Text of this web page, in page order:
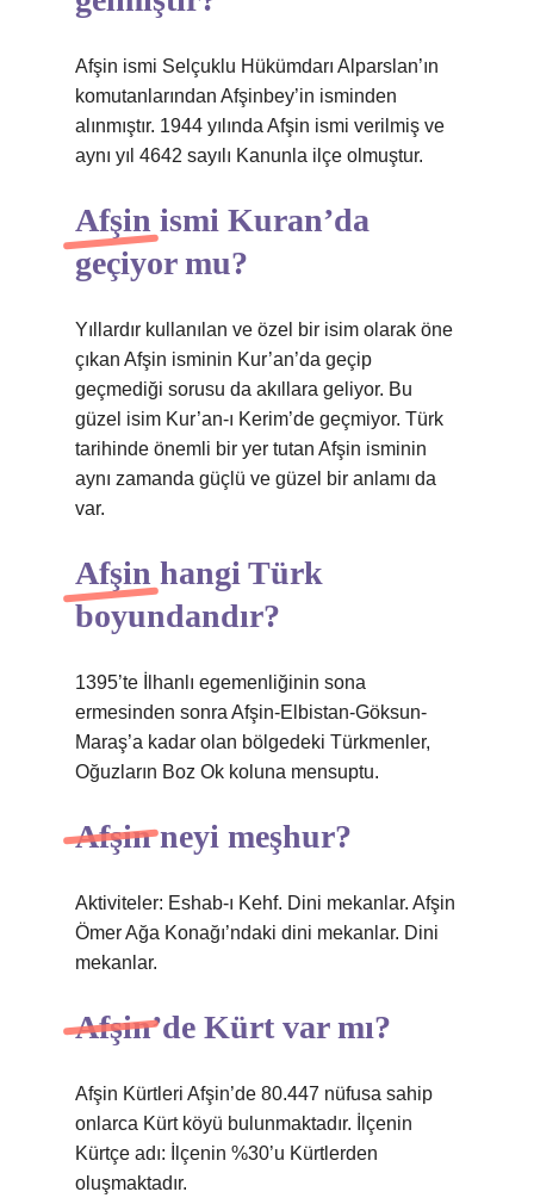
Afşin ismi Selçuklu Hükümdarı Alparslan’ın
komutanlarından Afşinbey’in isminden
alınmıştır. 1944 yılında Afşin ismi verilmiş ve
aynı yıl 4642 sayılı Kanunla ilçe olmuştur.
Afşin ismi Kuran’da
geçiyor mu?
Yıllardır kullanılan ve özel bir isim olarak öne
çıkan Afşin isminin Kur’an’da geçip
geçmediği sorusu da akıllara geliyor. Bu
güzel isim Kur’an-ı Kerim’de geçmiyor. Türk
tarihinde önemli bir yer tutan Afşin isminin
aynı zamanda güçlü ve güzel bir anlamı da
var.
Afşin hangi Türk
boyundandır?
1395’te İlhanlı egemenliğinin sona
ermesinden sonra Afşin-Elbistan-Göksun-
Maraş’a kadar olan bölgedeki Türkmenler,
Oğuzların Boz Ok koluna mensuptu.
Afşin neyi meşhur?
Aktiviteler: Eshab-ı Kehf. Dini mekanlar. Afşin
Ömer Ağa Konağı’ndaki dini mekanlar. Dini
mekanlar.
Afşin’de Kürt var mı?
Afşin Kürtleri Afşin’de 80.447 nüfusa sahip
onlarca Kürt köyü bulunmaktadır. İlçenin
Kürtçe adı: İlçenin %30’u Kürtlerden
oluşmaktadır.